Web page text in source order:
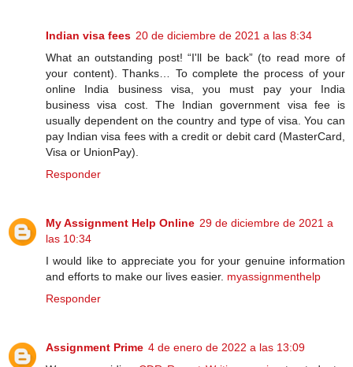
Indian visa fees 20 de diciembre de 2021 a las 8:34
What an outstanding post! “I'll be back” (to read more of
your content). Thanks… To complete the process of your
online India business visa, you must pay your India
business visa cost. The Indian government visa fee is
usually dependent on the country and type of visa. You can
pay Indian visa fees with a credit or debit card (MasterCard,
Visa or UnionPay).
Responder
My Assignment Help Online 29 de diciembre de 2021 a
las 10:34
I would like to appreciate you for your genuine information
and efforts to make our lives easier. myassignmenthelp
Responder
Assignment Prime 4 de enero de 2022 a las 13:09